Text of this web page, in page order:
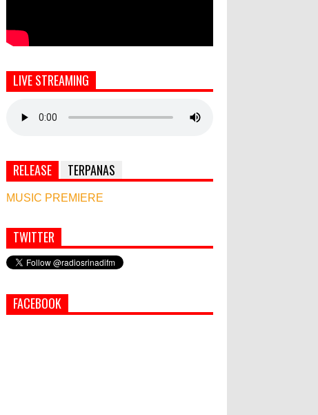
LIVE STREAMING
RELEASE TERPANAS
MUSIC PREMIERE
Simbol Persahabatan, RI Bangun Islamic Centre
di Afghanistan
PASAR MURAH
TWITTER
FACEBOOK